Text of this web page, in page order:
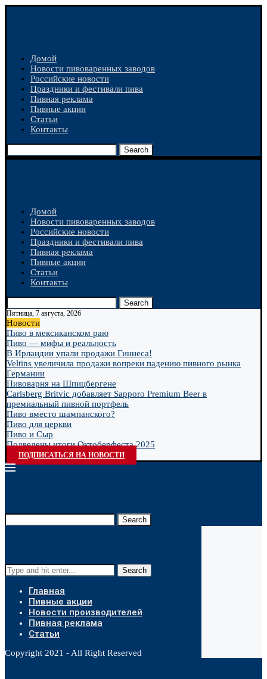
Домой
Новости пивоваренных заводов
Российские новости
Праздники и фестивали пива
Пивная реклама
Пивные акции
Статьи
Контакты
Search
Домой
Новости пивоваренных заводов
Российские новости
Праздники и фестивали пива
Пивная реклама
Пивные акции
Статьи
Контакты
Search
Пятница, 7 августа, 2026
Новости
Пиво в мексиканском раю
Пиво — мифы и реальность
В Ирландии упали продажи Гиннеса!
Veltins увеличила продажи вопреки падению пивного рынка
Германии
Пивоварня на Шпицбергене
Carlsberg Britvic добавляет Sapporo Premium Beer в
премиальный пивной портфель
Пиво вместо шампанского?
Пиво для церкви
Пиво и Сыр
Подведены итоги Октоберфеста 2025
ПОДПИСАТЬСЯ НА НОВОСТИ
Search
Search
Главная
Пивные акции
Новости производителей
Пивная реклама
Статьи
Copyright 2021 - All Right Reserved